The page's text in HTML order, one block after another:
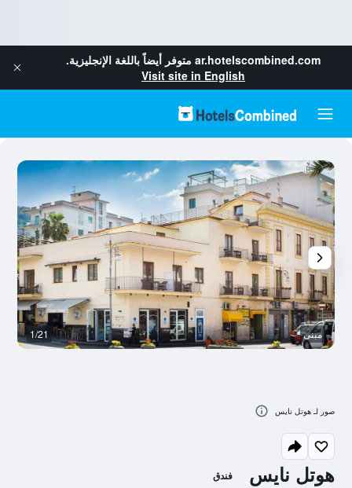
ar.hotelscombined.com متوفر أيضاً باللغة الإنجليزية.
Visit site in English
هوتل نايس فندق
مبنى 1/21
صور لـ هوتل نايس